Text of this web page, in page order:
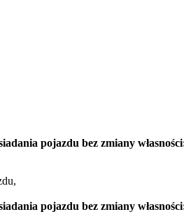
pojazdu bez zmiany
pojazdu bez zmiany